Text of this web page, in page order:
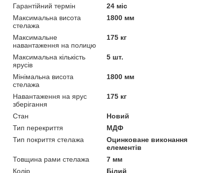
Гарантійний термін
24 міс
Максимальна висота
стелажа
1800 мм
Максимальне
навантаження на полицю
175 кг
Максимальна кількість
ярусів
5 шт.
Мінімальна висота
стелажа
1800 мм
Навантаження на ярус
зберігання
175 кг
Стан
Новий
Тип перекриття
МДФ
Тип покриття стелажа
Оцинковане виконання
елементів
Товщина рами стелажа
7 мм
Колір
Білий